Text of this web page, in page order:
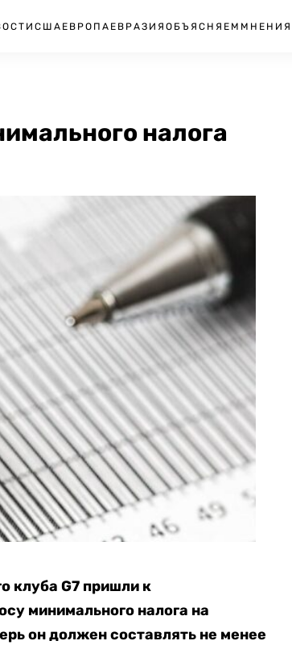
США ЕВРОПА ЕВРАЗИЯ ОБЪЯСНЯЕМ МНЕНИЯ
налога
клуба G7 пришли к
минимального налога на
он должен составлять не менее